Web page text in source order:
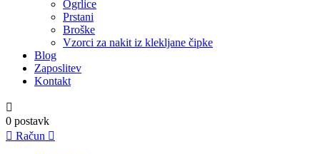
Ogrlice
Prstani
Broške
Vzorci za nakit iz klekljane čipke
Blog
Zaposlitev
Kontakt

0 postavk
 Račun 